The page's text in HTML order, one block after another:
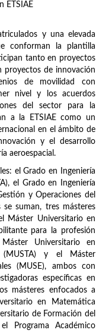
ETSIAE
y una elevada
conforman la plantilla
tanto en proyectos
proyectos de innovación
de movilidad con
nivel y los acuerdos
del sector para la
a la ETSIAE como un
en el ámbito de
y el desarrollo
aeroespacial.
el Grado en Ingeniería
el Grado en Ingeniería
y Operaciones del
se suman, tres másteres
Máster Universitario en
para la profesión
Universitario en
(MUSTA) y el Máster
(MUSE), ambos con
específicas en
másteres enfocados a
en Matemática
de Formación del
Programa Académico